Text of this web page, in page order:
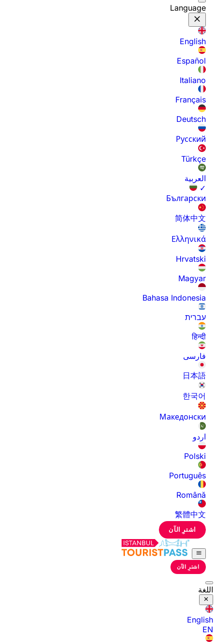
Language
English
Español
Italiano
Français
Deutsch
Русский
Türkçe
العربية
✓
Български
简体中文
Ελληνικά
Hrvatski
Magyar
Bahasa Indonesia
עברית
हिन्दी
فارسی
日本語
한국어
Македонски
اردو
Polski
Português
Română
繁體中文
اشترِ الآن
اشترِ الآن
اللغة
English
EN